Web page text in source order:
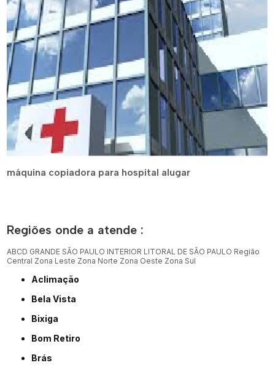
máquina copiadora para hospital alugar
Regiões onde a atende :
ABCD GRANDE SÃO PAULO INTERIOR LITORAL DE SÃO PAULO Região
Central Zona Leste Zona Norte Zona Oeste Zona Sul
Aclimação
Bela Vista
Bixiga
Bom Retiro
Brás